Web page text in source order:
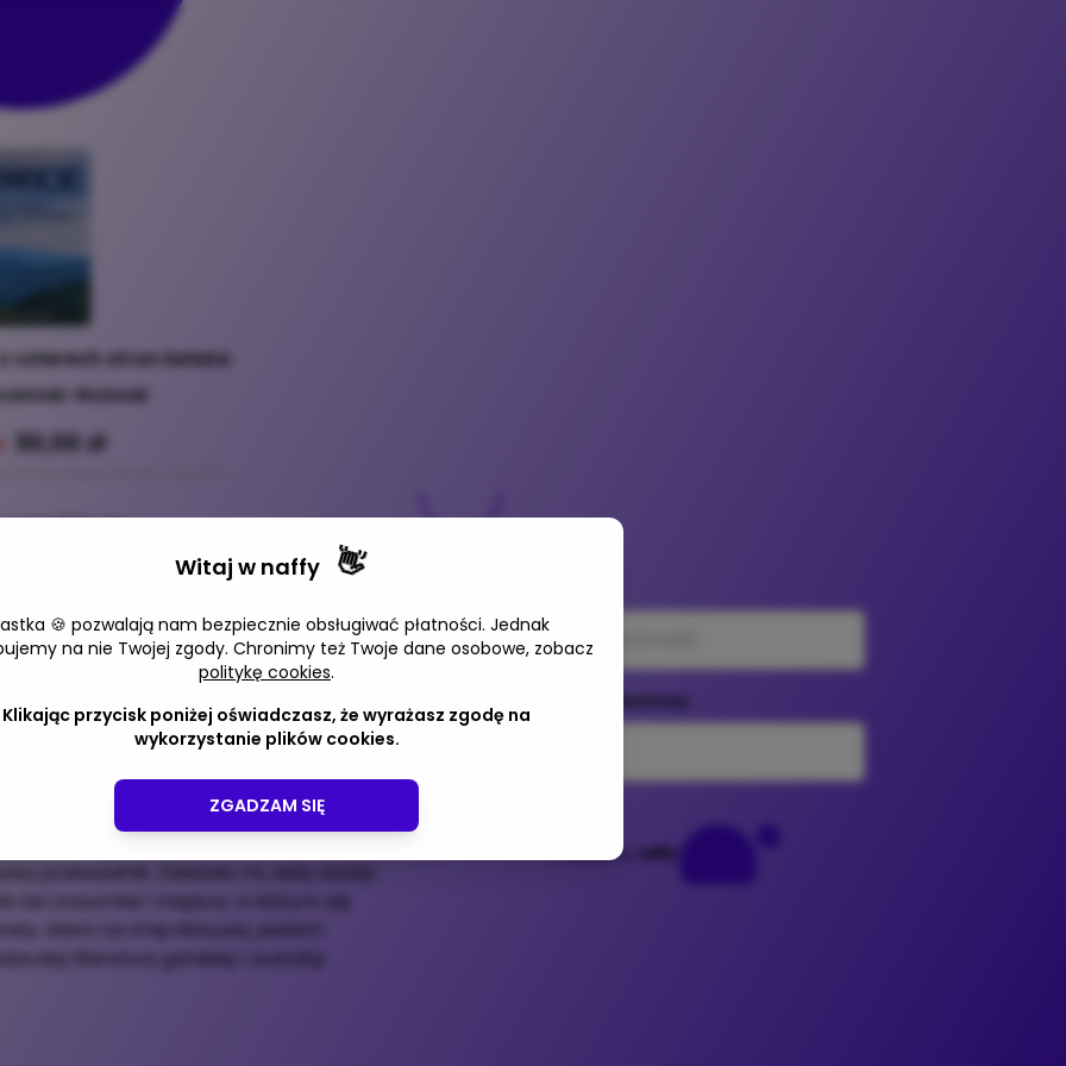
czterech stron świata
Woźniak
30,00 zł
za:
Minut
08
08
Sekund
będzie zwykłym spacerem.
Gorce – jedno z najbardziej
To przewodnik, który łączy funkcję
historii, kulturze i legendach regionu.
przewodnik. Zależało mi, żeby każdy
też zrozumieć miejsce, w którym się
Mam na imię Marysia, jestem
literatury górskiej i autorką
Wprowadź kod rabatowy
Powered by
Witaj w naffy 👋
🍪 pozwalają nam bezpiecznie obsługiwać płatności. Jednak
na nie Twojej zgody. Chronimy też Twoje dane osobowe, zobacz
politykę cookies.
Klikając przycisk poniżej oświadczasz, że wyrażasz zgodę na
wykorzystanie plików cookies.
ZGADZAM SIĘ